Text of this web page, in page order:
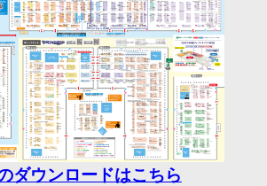
ダウンロードはこちら